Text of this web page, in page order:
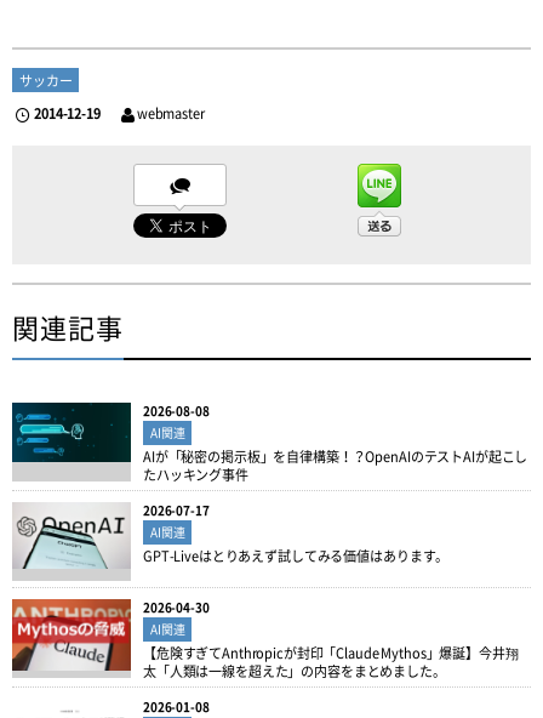
サッカー
2014-12-19
webmaster
関連記事
2026-08-08
AI関連
AIが「秘密の掲示板」を自律構築！？OpenAIのテストAIが起こし
たハッキング事件
2026-07-17
AI関連
GPT-Liveはとりあえず試してみる価値はあります。
2026-04-30
AI関連
【危険すぎてAnthropicが封印「Claude Mythos」爆誕】今井翔
太「人類は一線を超えた」の内容をまとめました。
2026-01-08